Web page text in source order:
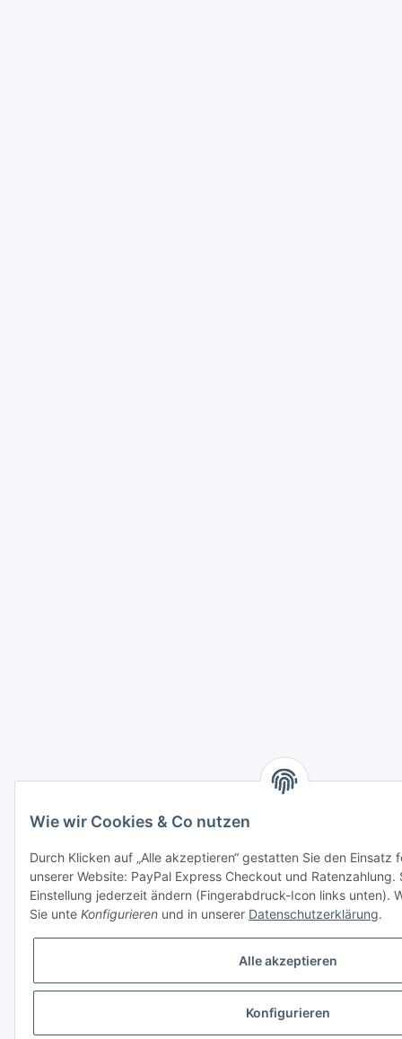
Wie wir Cookies & Co nutzen
Durch Klicken auf „Alle akzeptieren“ gestatten Sie den Einsatz
unserer Website: PayPal Express Checkout und Ratenzahlung.
Einstellung jederzeit ändern (Fingerabdruck-Icon links unten).
Sie unte Konfigurieren und in unserer Datenschutzerklärung.
Alle akzeptieren
Konfigurieren